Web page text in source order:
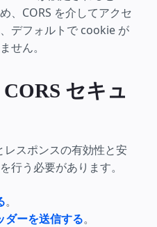
、CORS を介してアクセ
デフォルトで cookie が
せん。
セキュ
スポンスの有効性と安
行う必要があります。
。
ダーを送信する。